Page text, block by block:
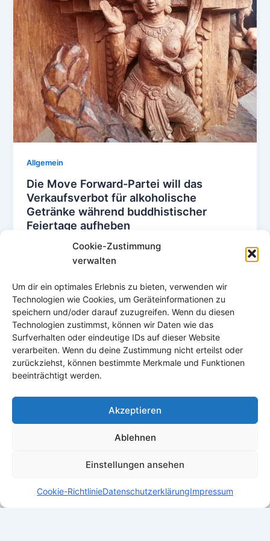
Cookie-Zustimmung
verwalten
Um dir ein optimales Erlebnis zu bieten, verwenden wir
Technologien wie Cookies, um Geräteinformationen zu
speichern und/oder darauf zuzugreifen. Wenn du diesen
Technologien zustimmst, können wir Daten wie das
Surfverhalten oder eindeutige IDs auf dieser Website
verarbeiten. Wenn du deine Zustimmung nicht erteilst oder
zurückziehst, können bestimmte Merkmale und Funktionen
beeinträchtigt werden.
Akzeptieren
Ablehnen
Einstellungen ansehen
Cookie-RichtlinieDatenschutzerklärungImpressum
Allgemein
Die Move Forward-Partei will das
Verkaufsverbot für alkoholische
Getränke während buddhistischer
Feiertage aufheben
/9. Juni 2023
Die Move Forward Party (MFP) setzt sich dafür ein,
buddhistischer Feiertage abzuschaffen. Erfahre
mehr über den Schutz der individuellen Freiheit.